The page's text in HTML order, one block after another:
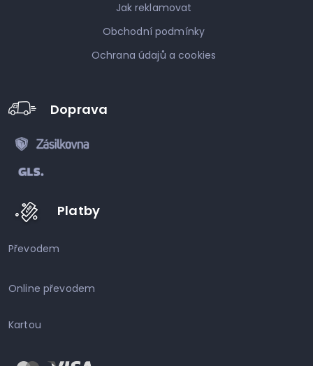
Jak reklamovat
Obchodní podmínky
Ochrana údajů a cookies
Doprava
Platby
Převodem
Online převodem
Kartou